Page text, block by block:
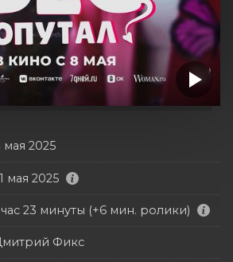
мая 2025
мая 2025
час 23 минуты (+6 мин. ролики)
Фикс